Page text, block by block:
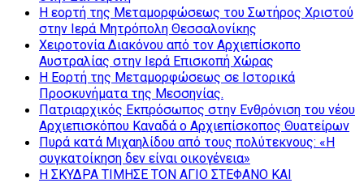
Η εορτή της Μεταμορφώσεως του Σωτήρος Χριστού
στην Ιερά Μητρόπολη Θεσσαλονίκης
Χειροτονία Διακόνου από τον Αρχιεπίσκοπο
Αυστραλίας στην Ιερά Επισκοπή Χώρας
Η Εορτή της Μεταμορφώσεως σε Ιστορικά
Προσκυνήματα της Μεσσηνίας.
Πατριαρχικός Εκπρόσωπος στην Ενθρόνιση του νέου
Αρχιεπισκόπου Καναδά ο Αρχιεπίσκοπος Θυατείρων
Πυρά κατά Μιχαηλίδου από τους πολύτεκνους: «Η
συγκατοίκηση δεν είναι οικογένεια»
Η ΣΚΥΔΡΑ ΤΙΜΗΣΕ ΤΟΝ ΑΓΙΟ ΣΤΕΦΑΝΟ ΚΑΙ